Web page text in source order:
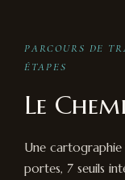
PARCOURS DE
ÉTAPES
Le
Une
portes, 7 seuils